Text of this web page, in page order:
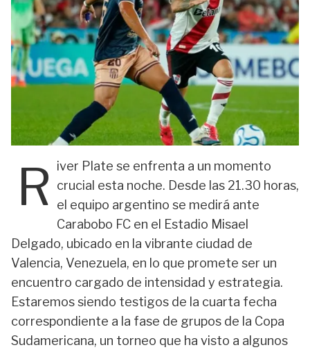
R
iver Plate se enfrenta a un momento
crucial esta noche. Desde las 21.30 horas,
el equipo argentino se medirá ante
Carabobo FC en el Estadio Misael
Delgado, ubicado en la vibrante ciudad de
Valencia, Venezuela, en lo que promete ser un
encuentro cargado de intensidad y estrategia.
Estaremos siendo testigos de la cuarta fecha
correspondiente a la fase de grupos de la Copa
Sudamericana, un torneo que ha visto a algunos